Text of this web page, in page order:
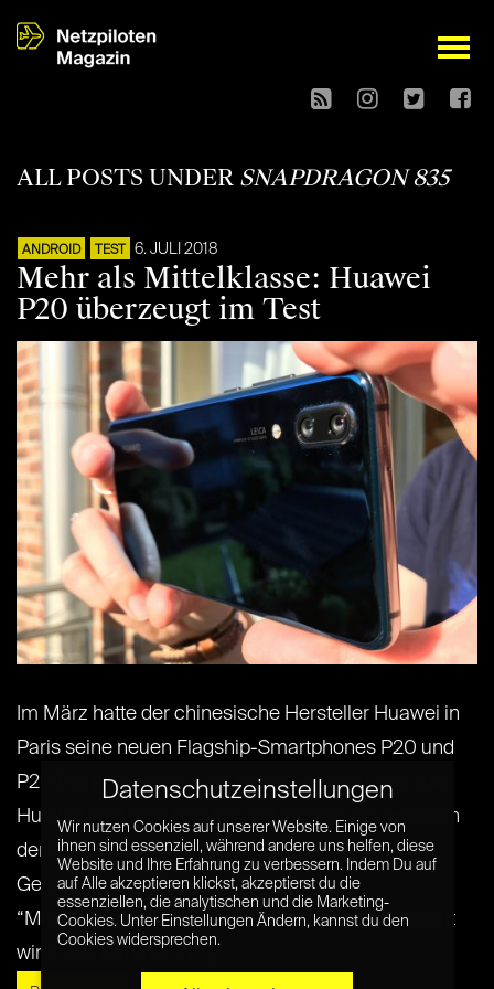
open
ALL POSTS UNDER SNAPDRAGON 835
ANDROID TEST 6. JULI 2018
Mehr als Mittelklasse: Huawei
P20 überzeugt im Test
Im März hatte der chinesische Hersteller Huawei in
Paris seine neuen Flagship-Smartphones P20 und
P20 Pro präsentiert. Laut Modell-Namen folgt das
Huawei P20 dem P20 lite und rangiert so zwischen
dem Einsteiger-Smartphone und dem High-end-
Gerät P20 Pro. Wieso die Bezeichnung
“Mittelklasse“ dem Huawei P20 aber nicht gerecht
wird, und warum[...] [...]
Datenschutzeinstellungen
Wir nutzen Cookies auf unserer Website. Einige von
ihnen sind essenziell, während andere uns helfen, diese
Website und Ihre Erfahrung zu verbessern. Indem Du auf
auf Alle akzeptieren klickst, akzeptierst du die
essenziellen, die analytischen und die Marketing-
Cookies. Unter Einstellungen Ändern, kannst du den
Cookies widersprechen.